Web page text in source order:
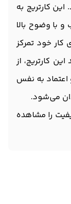
کارتریج به
با وضوح بالا
کار خود تمرکز
کارتریج، از
اعتماد به نفس
می‌شود.
را مشاهده